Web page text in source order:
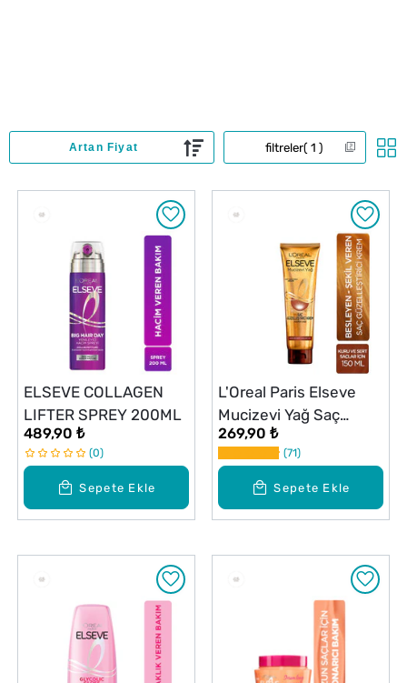
filtreler 1
Sepete Ekle
ELSEVE COLLAGEN
LIFTER SPREY 200ML
489,90 ₺
0
Sepete Ekle
L'Oreal Paris Elseve
Mucizevi Yağ Saç
Güzelleştirici Krem 150
ml
269,90 ₺
71